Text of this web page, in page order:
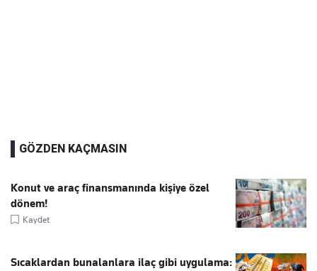
GÖZDEN KAÇMASIN
Konut ve araç finansmanında kişiye özel
dönem!
Kaydet
Sıcaklardan bunalanlara ilaç gibi uygulama: